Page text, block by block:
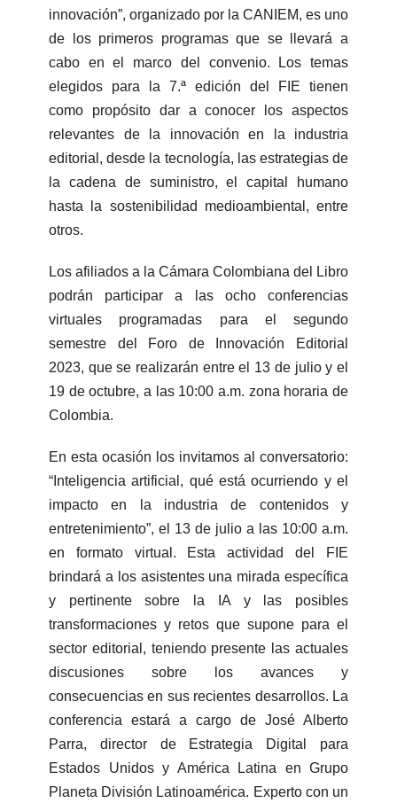
innovación”, organizado por la CANIEM, es uno
de los primeros programas que se llevará a
cabo en el marco del convenio. Los temas
elegidos para la 7.ª edición del FIE tienen
como propósito dar a conocer los aspectos
relevantes de la innovación en la industria
editorial, desde la tecnología, las estrategias de
la cadena de suministro, el capital humano
hasta la sostenibilidad medioambiental, entre
otros.
Los afiliados a la Cámara Colombiana del Libro
podrán participar a las ocho conferencias
virtuales programadas para el segundo
semestre del Foro de Innovación Editorial
2023, que se realizarán entre el 13 de julio y el
19 de octubre, a las 10:00 a.m. zona horaria de
Colombia.
En esta ocasión los invitamos al conversatorio:
“Inteligencia artificial, qué está ocurriendo y el
impacto en la industria de contenidos y
entretenimiento”, el 13 de julio a las 10:00 a.m.
en formato virtual. Esta actividad del FIE
brindará a los asistentes una mirada específica
y pertinente sobre la IA y las posibles
transformaciones y retos que supone para el
sector editorial, teniendo presente las actuales
discusiones sobre los avances y
consecuencias en sus recientes desarrollos. La
conferencia estará a cargo de José Alberto
Parra, director de Estrategia Digital para
Estados Unidos y América Latina en Grupo
Planeta División Latinoamérica. Experto con un